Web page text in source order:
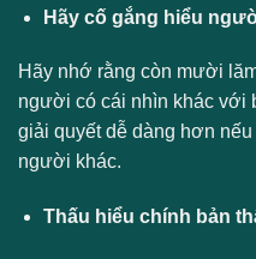
Hãy cố gắng hiểu
Hãy nhớ rằng còn mười
người có cái nhìn khác với
giải quyết dễ dàng hơn
người khác.
Thấu hiểu chính bản